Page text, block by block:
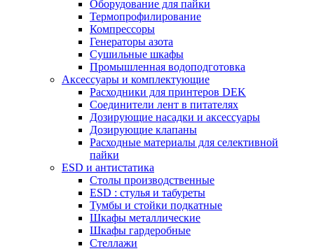
Оборудование для пайки
Термопрофилирование
Компрессоры
Генераторы азота
Сушильные шкафы
Промышленная водоподготовка
Аксессуары и комплектующие
Расходники для принтеров DEK
Соединители лент в питателях
Дозирующие насадки и аксессуары
Дозирующие клапаны
Расходные материалы для селективной
пайки
ESD и антистатика
Столы производственные
ESD : cтулья и табуреты
Тумбы и стойки подкатные
Шкафы металлические
Шкафы гардеробные
Стеллажи